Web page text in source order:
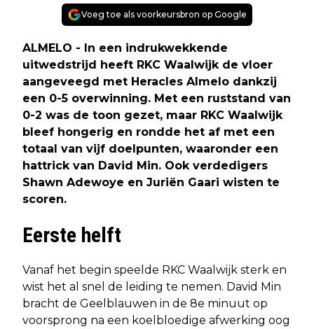
Voeg toe als voorkeursbron op Google
ALMELO - In een indrukwekkende
uitwedstrijd heeft RKC Waalwijk de vloer
aangeveegd met Heracles Almelo dankzij
een 0-5 overwinning. Met een ruststand van
0-2 was de toon gezet, maar RKC Waalwijk
bleef hongerig en rondde het af met een
totaal van vijf doelpunten, waaronder een
hattrick van David Min. Ook verdedigers
Shawn Adewoye en Juriën Gaari wisten te
scoren.
Eerste helft
Vanaf het begin speelde RKC Waalwijk sterk en
wist het al snel de leiding te nemen. David Min
bracht de Geelblauwen in de 8e minuut op
voorsprong na een koelbloedige afwerking oog